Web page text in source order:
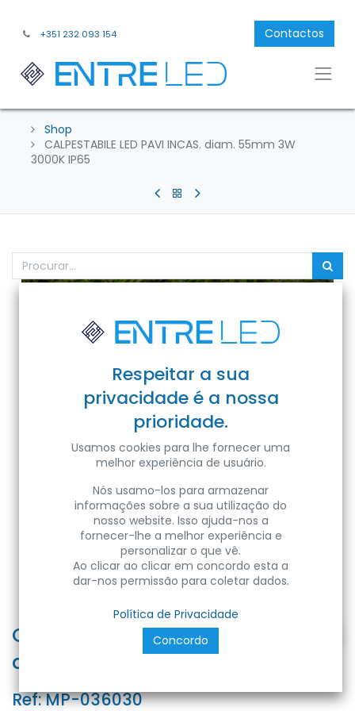
+351 232 093 154 Contactos
Shop
CALPESTABILE LED PAVI INCAS. diam. 55mm 3W
3000K IP65
CALPESTABILE LED PAVI INCAS.
diam. 55mm 3W 3000K IP65
Ref:MP-036030
Respeitar a sua
privacidade é a nossa
prioridade.
Usamos cookies para lhe fornecer uma
melhor experiência de usuário.
Nós usamo-los para armazenar
informações sobre a sua utilização do
nosso website. Isso ajuda-nos a
fornecer-lhe a melhor experiência e
personalizar o que vê.
Ao clicar ao clicar em concordo esta a
dar-nos permissão para coletar dados.
Política de Privacidade
Concordo